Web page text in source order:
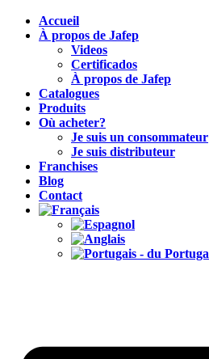
Accueil
À propos de Jafep
Videos
Certificados
À propos de Jafep
Catalogues
Produits
Où acheter?
Je suis un consommateur
Je suis distributeur
Franchises
Blog
Contact